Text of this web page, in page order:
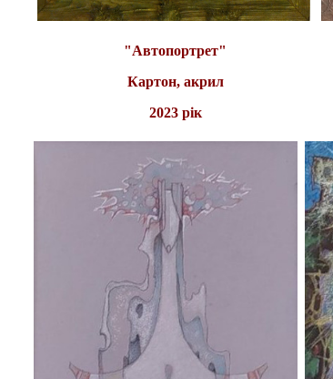
"Автопортрет"
Картон, акрил
2023 рік